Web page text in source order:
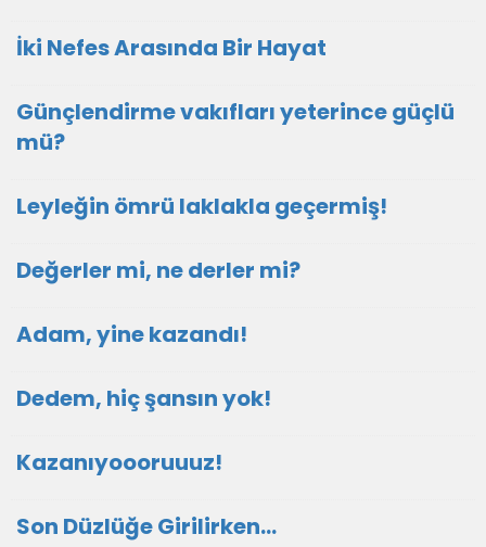
İki Nefes Arasında Bir Hayat
Günçlendirme vakıfları yeterince güçlü
mü?
Leyleğin ömrü laklakla geçermiş!
Değerler mi, ne derler mi?
Adam, yine kazandı!
Dedem, hiç şansın yok!
Kazanıyoooruuuz!
Son Düzlüğe Girilirken…